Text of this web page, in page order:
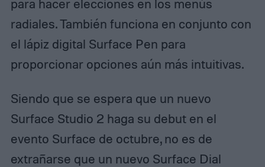
para hacer elecciones en los menús
radiales. También funciona en conjunto con
el lápiz digital Surface Pen para
proporcionar opciones aún más intuitivas.
Siendo que se espera que un nuevo
Surface Studio 2 haga su debut en el
evento Surface de octubre, no es de
extrañarse que un nuevo Surface Dial